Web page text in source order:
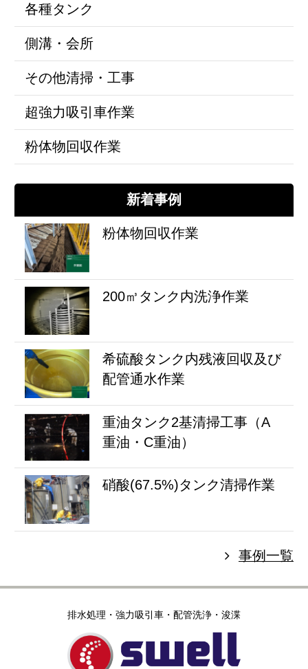
各種タンク
側溝・会所
その他清掃・工事
超強力吸引車作業
粉体物回収作業
新着事例
粉体物回収作業
200㎥タンク内洗浄作業
希硫酸タンク内残液回収及び
配管通水作業
重油タンク2基清掃工事（A
重油・C重油）
硝酸(67.5%)タンク清掃作業
事例一覧
排水処理・強力吸引車・配管洗浄・浚渫